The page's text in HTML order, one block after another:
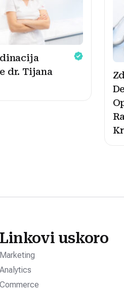
dr. Tijana
Linkovi uskoro
Marketing
Analytics
Commerce